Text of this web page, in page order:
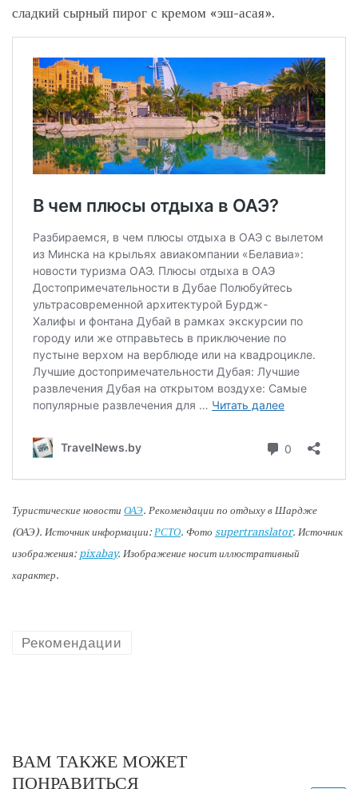
сладкий сырный пирог с кремом «эш-асая».
Туристические новости ОАЭ. Рекомендации по отдыху в Шардже
(ОАЭ). Источник информации: РСТО. Фото supertranslator. Источник
изображения: pixabay. Изображение носит иллюстративный
характер.
Рекомендации
ВАМ ТАКЖЕ МОЖЕТ
ПОНРАВИТЬСЯ